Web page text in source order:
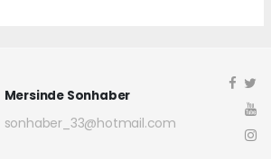
Mersinde Sonhaber
sonhaber_33@hotmail.com